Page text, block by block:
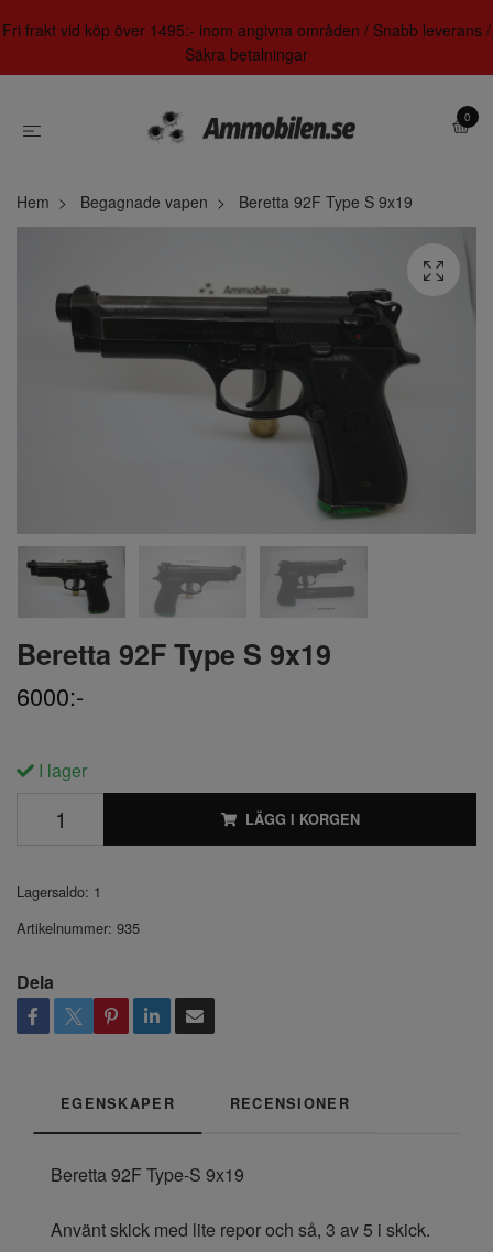
Fri frakt vid köp över 1495:- inom angivna områden / Snabb leverans /
Säkra betalningar
0
Hem Begagnade vapen Beretta 92F Type S 9x19
Beretta 92F Type S 9x19
6000:-
I lager
LÄGG I KORGEN
Lagersaldo: 1
Artikelnummer: 935
Dela
EGENSKAPER RECENSIONER
Beretta 92F Type-S 9x19
Använt skick med lite repor och så, 3 av 5 i skick.